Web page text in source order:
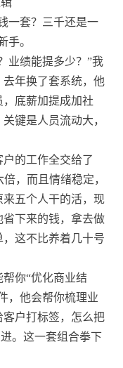
一套？三千还是一
手。
业绩能提多少？”我
年换了套系统，他
底薪加提成加社
键是人员流动大，
的工作全交给了
，而且情绪稳定，
五个人干的活，现
下来的钱，拿去做
这不比养着几十号
你“优化商业结
，他会帮你梳理业
户打标签，怎么把
。这一套组合拳下